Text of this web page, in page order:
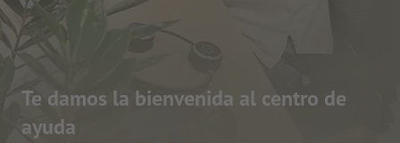
Te damos la bienvenida al centro de
ayuda